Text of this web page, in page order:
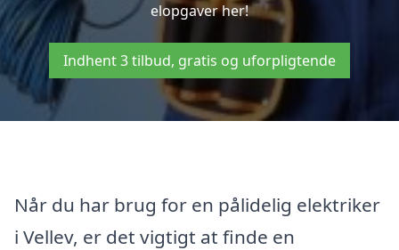
elopgaver her!
Indhent 3 tilbud, gratis og uforpligtende
Når du har brug for en pålidelig elektriker
i Vellev, er det vigtigt at finde en